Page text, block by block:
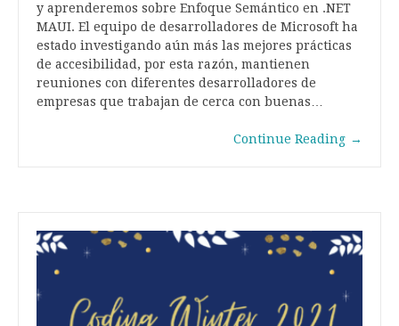
y aprenderemos sobre Enfoque Semántico en .NET
MAUI. El equipo de desarrolladores de Microsoft ha
estado investigando aún más las mejores prácticas
de accesibilidad, por esta razón, mantienen
reuniones con diferentes desarrolladores de
empresas que trabajan de cerca con buenas…
Continue Reading →